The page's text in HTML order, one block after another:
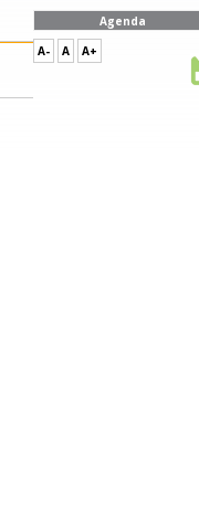
Agenda
A-
A A+